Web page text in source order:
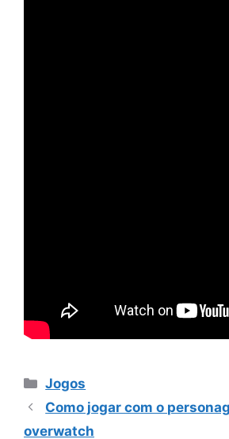
Categorias
Jogos
Como jogar com o
overwatch